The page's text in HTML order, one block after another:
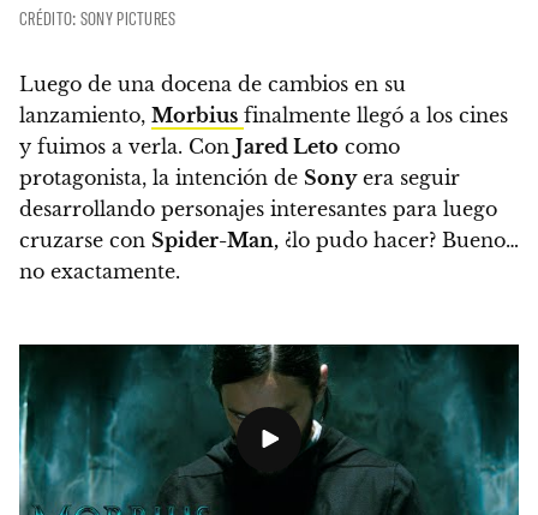
CRÉDITO: SONY PICTURES
Luego de una docena de cambios en su
lanzamiento, Morbius finalmente llegó a los cines
y fuimos a verla. Con Jared Leto como
protagonista, la intención de Sonyera seguir
desarrollando personajes interesantes para luego
cruzarse con Spider-Man, ¿lo pudo hacer? Bueno…
no exactamente.